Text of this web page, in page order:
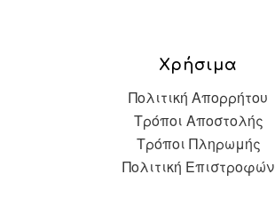
Χρήσιμα
Πολιτική Απορρήτου
Τρόποι Αποστολής
Τρόποι Πληρωμής
Πολιτική Επιστροφών